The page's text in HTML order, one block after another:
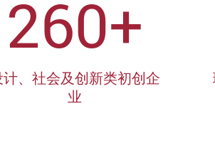
260+
计、社会及创新类初创企
业